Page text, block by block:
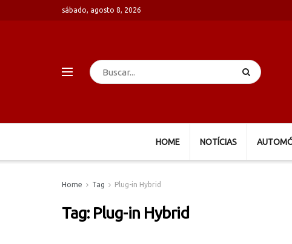
sábado, agosto 8, 2026
HOME NOTÍCIAS
Home Tag Plug-in Hybrid
Tag: Plug-in Hybrid